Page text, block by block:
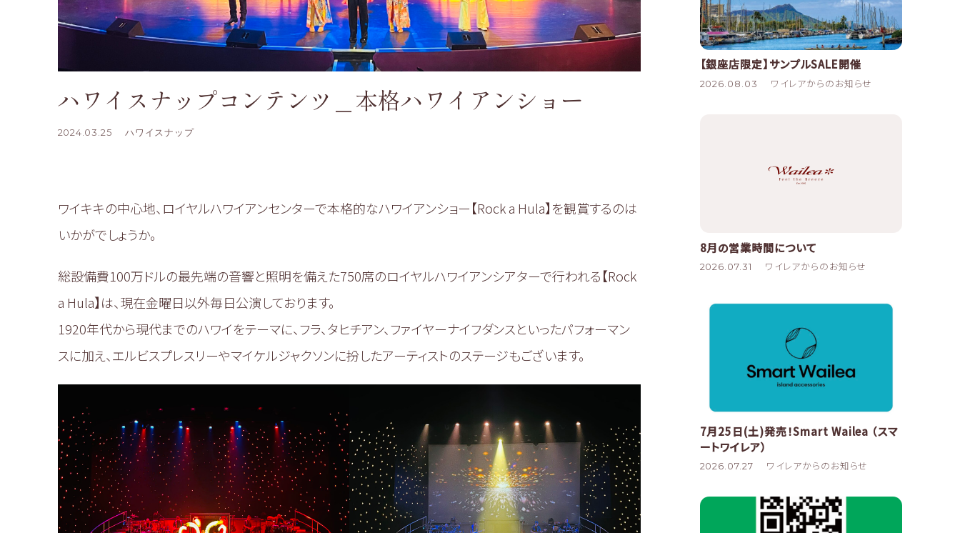
ハワイスナップコンテンツ＿本格ハワイアンショー
2024.03.25 ハワイスナップ
ワイキキの中心地、ロイヤルハワイアンセンターで本格的なハワイアンショー【Rock a Hula】を観賞するのは
いかがでしょうか。
総設備費100万ドルの最先端の音響と照明を備えた750席のロイヤルハワイアンシアターで行われる【Rock
a Hula】は、現在金曜日以外毎日公演しております。
1920年代から現代までのハワイをテーマに、フラ、タヒチアン、ファイヤーナイフダンスといったパフォーマン
スに加え、エルビスプレスリーやマイケルジャクソンに扮したアーティストのステージもございます。
【銀座店限定】サンプルSALE開催
2026.08.03 ワイレアからのお知らせ
8月の営業時間について
2026.07.31 ワイレアからのお知らせ
7月25日(土)発売！Smart Wailea （スマ
ートワイレア）
2026.07.27 ワイレアからのお知らせ